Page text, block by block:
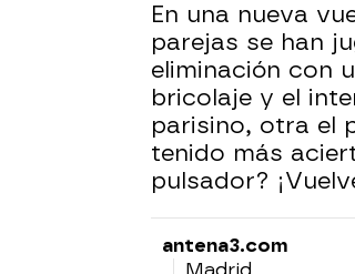
En una nueva
parejas se han
eliminación con
bricolaje y el
parisino, otra el
tenido más
pulsador?
antena3.com
Madrid